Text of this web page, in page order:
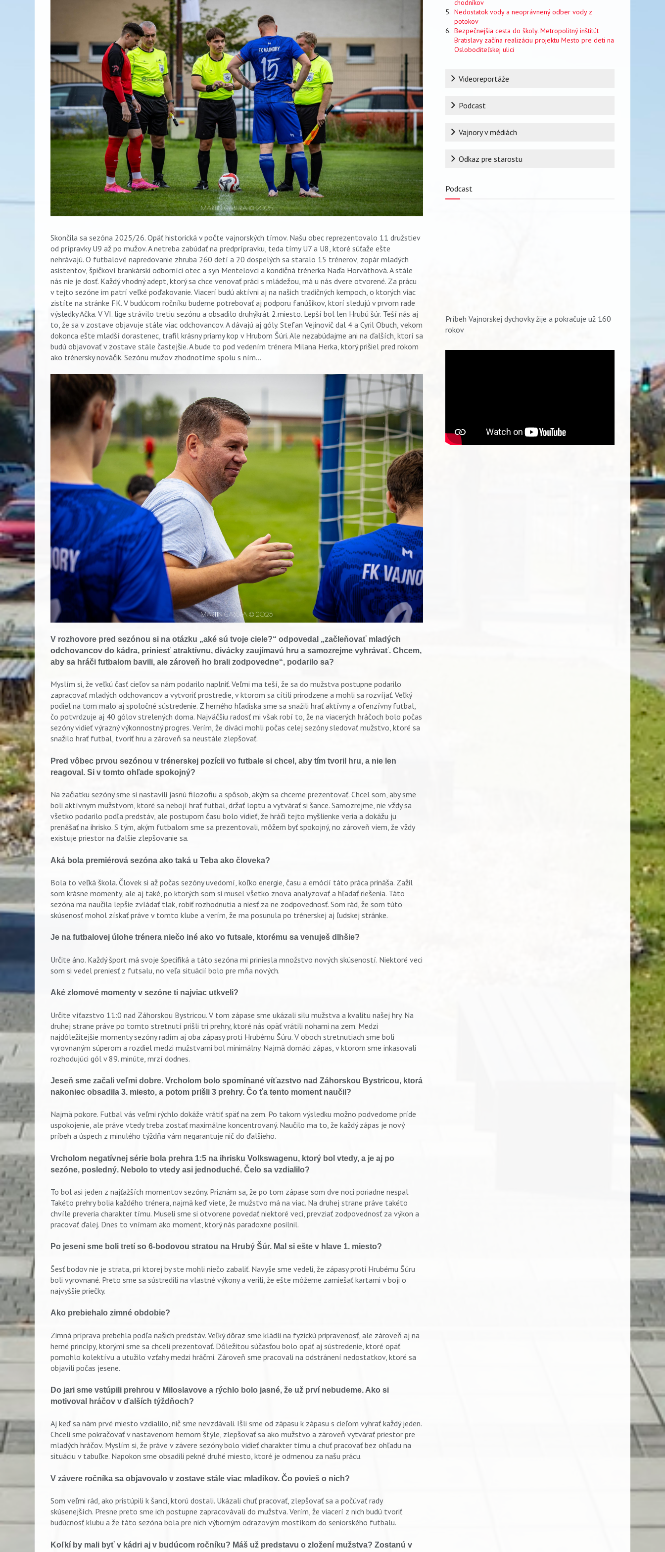
Vyhľadávanie
Skončila sa sezóna 2025/26. Opäť historická v počte vajnorských tímov. Našu obec reprezentovalo 11 družstiev
od prípravky U9 až po mužov. A netreba zabúdať na predprípravku, teda tímy U7 a U8, ktoré súťaže ešte
nehrávajú. O futbalové napredovanie zhruba 260 detí a 20 dospelých sa staralo 15 trénerov, zopár mladých
asistentov, špičkoví brankárski odborníci otec a syn Mentelovci a kondičná trénerka Naďa Horváthová. A stále
nás nie je dosť. Každý vhodný adept, ktorý sa chce venovať práci s mládežou, má u nás dvere otvorené. Za prácu
v tejto sezóne im patrí veľké poďakovanie. Viacerí budú aktívni aj na našich tradičných kempoch, o ktorých viac
zistíte na stránke FK. V budúcom ročníku budeme potrebovať aj podporu fanúšikov, ktorí sledujú v prvom rade
výsledky Ačka. V VI. lige strávilo tretiu sezónu a obsadilo druhýkrát 2.miesto. Lepší bol len Hrubú šúr. Teší nás aj
to, že sa v zostave objavuje stále viac odchovancov. A dávajú aj góly. Stefan Vejinovič dal 4 a Cyril Obuch, vekom
dokonca ešte mladší dorastenec, trafil krásny priamy kop v Hrubom Šúri. Ale nezabúdajme ani na ďalších, ktorí sa
budú objavovať v zostave stále častejšie. A bude to pod vedením trénera Milana Herka, ktorý prišiel pred rokom
ako trénersky nováčik. Sezónu mužov zhodnotíme spolu s ním...
V rozhovore pred sezónou si na otázku „aké sú tvoje ciele?“ odpovedal „začleňovať mladých
odchovancov do kádra, priniesť atraktívnu, divácky zaujímavú hru a samozrejme vyhrávať. Chcem,
aby sa hráči futbalom bavili, ale zároveň ho brali zodpovedne“, podarilo sa?
Myslím si, že veľkú časť cieľov sa nám podarilo naplniť. Veľmi ma teší, že sa do mužstva postupne podarilo
zapracovať mladých odchovancov a vytvoriť prostredie, v ktorom sa cítili prirodzene a mohli sa rozvíjať. Veľký
podiel na tom malo aj spoločné sústredenie. Z herného hľadiska sme sa snažili hrať aktívny a ofenzívny futbal,
čo potvrdzuje aj 40 gólov strelených doma. Najväčšiu radosť mi však robí to, že na viacerých hráčoch bolo počas
sezóny vidieť výrazný výkonnostný progres. Verím, že diváci mohli počas celej sezóny sledovať mužstvo, ktoré sa
snažilo hrať futbal, tvoriť hru a zároveň sa neustále zlepšovať.
Pred vôbec prvou sezónou v trénerskej pozícii vo futbale si chcel, aby tím tvoril hru, a nie len
reagoval. Si v tomto ohľade spokojný?
Na začiatku sezóny sme si nastavili jasnú filozofiu a spôsob, akým sa chceme prezentovať. Chcel som, aby sme
boli aktívnym mužstvom, ktoré sa nebojí hrať futbal, držať loptu a vytvárať si šance. Samozrejme, nie vždy sa
všetko podarilo podľa predstáv, ale postupom času bolo vidieť, že hráči tejto myšlienke veria a dokážu ju
prenášať na ihrisko. S tým, akým futbalom sme sa prezentovali, môžem byť spokojný, no zároveň viem, že vždy
existuje priestor na ďalšie zlepšovanie sa.
Aká bola premiérová sezóna ako taká u Teba ako človeka?
Bola to veľká škola. Človek si až počas sezóny uvedomí, koľko energie, času a emócií táto práca prináša. Zažil
som krásne momenty, ale aj také, po ktorých som si musel všetko znova analyzovať a hľadať riešenia. Táto
sezóna ma naučila lepšie zvládať tlak, robiť rozhodnutia a niesť za ne zodpovednosť. Som rád, že som túto
skúsenosť mohol získať práve v tomto klube a verím, že ma posunula po trénerskej aj ľudskej stránke.
Je na futbalovej úlohe trénera niečo iné ako vo futsale, ktorému sa venuješ dlhšie?
Určite áno. Každý šport má svoje špecifiká a táto sezóna mi priniesla množstvo nových skúseností. Niektoré veci
som si vedel preniesť z futsalu, no veľa situácií bolo pre mňa nových.
Aké zlomové momenty v sezóne ti najviac utkveli?
Určite víťazstvo 11:0 nad Záhorskou Bystricou. V tom zápase sme ukázali silu mužstva a kvalitu našej hry. Na
druhej strane práve po tomto stretnutí prišli tri prehry, ktoré nás opäť vrátili nohami na zem. Medzi
najdôležitejšie momenty sezóny radím aj oba zápasy proti Hrubému Šúru. V oboch stretnutiach sme boli
vyrovnaným súperom a rozdiel medzi mužstvami bol minimálny. Najmä domáci zápas, v ktorom sme inkasovali
rozhodujúci gól v 89. minúte, mrzí dodnes.
Jeseň sme začali veľmi dobre. Vrcholom bolo spomínané víťazstvo nad Záhorskou Bystricou, ktorá
nakoniec obsadila 3. miesto, a potom prišli 3 prehry. Čo ťa tento moment naučil?
Najmä pokore. Futbal vás veľmi rýchlo dokáže vrátiť späť na zem. Po takom výsledku možno podvedome príde
uspokojenie, ale práve vtedy treba zostať maximálne koncentrovaný. Naučilo ma to, že každý zápas je nový
príbeh a úspech z minulého týždňa vám negarantuje nič do ďalšieho.
Vrcholom negatívnej série bola prehra 1:5 na ihrisku Volkswagenu, ktorý bol vtedy, a je aj po
sezóne, posledný. Nebolo to vtedy asi jednoduché. Čelo sa vzdialilo?
To bol asi jeden z najťažších momentov sezóny. Priznám sa, že po tom zápase som dve noci poriadne nespal.
Takéto prehry bolia každého trénera, najmä keď viete, že mužstvo má na viac. Na druhej strane práve takéto
chvíle preveria charakter tímu. Museli sme si otvorene povedať niektoré veci, prevziať zodpovednosť za výkon a
pracovať ďalej. Dnes to vnímam ako moment, ktorý nás paradoxne posilnil.
Po jeseni sme boli tretí so 6-bodovou stratou na Hrubý Šúr. Mal si ešte v hlave 1. miesto?
Šesť bodov nie je strata, pri ktorej by ste mohli niečo zabaliť. Navyše sme vedeli, že zápasy proti Hrubému Šúru
boli vyrovnané. Preto sme sa sústredili na vlastné výkony a verili, že ešte môžeme zamiešať kartami v boji o
najvyššie priečky.
Ako prebiehalo zimné obdobie?
Zimná príprava prebehla podľa našich predstáv. Veľký dôraz sme kládli na fyzickú pripravenosť, ale zároveň aj na
herné princípy, ktorými sme sa chceli prezentovať. Dôležitou súčasťou bolo opäť aj sústredenie, ktoré opäť
pomohlo kolektívu a utužilo vzťahy medzi hráčmi. Zároveň sme pracovali na odstránení nedostatkov, ktoré sa
objavili počas jesene.
Do jari sme vstúpili prehrou v Miloslavove a rýchlo bolo jasné, že už prví nebudeme. Ako si
motivoval hráčov v ďalších týždňoch?
Aj keď sa nám prvé miesto vzdialilo, nič sme nevzdávali. Išli sme od zápasu k zápasu s cieľom vyhrať každý jeden.
Chceli sme pokračovať v nastavenom hernom štýle, zlepšovať sa ako mužstvo a zároveň vytvárať priestor pre
mladých hráčov. Myslím si, že práve v závere sezóny bolo vidieť charakter tímu a chuť pracovať bez ohľadu na
situáciu v tabuľke. Napokon sme obsadili pekné druhé miesto, ktoré je odmenou za našu prácu.
V závere ročníka sa objavovalo v zostave stále viac mladíkov. Čo povieš o nich?
Som veľmi rád, ako pristúpili k šanci, ktorú dostali. Ukázali chuť pracovať, zlepšovať sa a počúvať rady
skúsenejších. Presne preto sme ich postupne zapracovávali do mužstva. Verím, že viacerí z nich budú tvoriť
budúcnosť klubu a že táto sezóna bola pre nich výborným odrazovým mostíkom do seniorského futbalu.
Koľkí by mali byť v kádri aj v budúcom ročníku? Máš už predstavu o zložení mužstva? Zostanú v
chodníkov
Nedostatok vody a neoprávnený odber vody z
potokov
Bezpečnejšia cesta do školy. Metropolitný inštitút
Bratislavy začína realizáciu projektu Mesto pre deti na
Osloboditeľskej ulici
RubrikaVideoreportáže
Podcast
Vajnory v médiách
Odkaz pre starostu
Podcast
Príbeh Vajnorskej dychovky žije a pokračuje už 160
rokov